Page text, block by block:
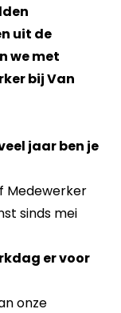
uit de
we met
bij Van
jaar ben je
Medewerker
sinds mei
er voor
onze